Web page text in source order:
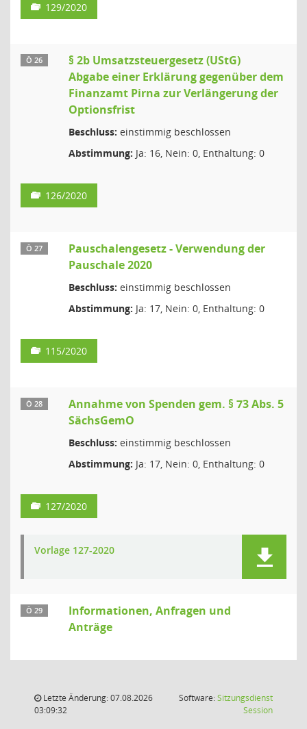
129/2020
Ö 26
§ 2b Umsatzsteuergesetz (UStG)
Abgabe einer Erklärung gegenüber dem
Finanzamt Pirna zur Verlängerung der
Optionsfrist
Beschluss: einstimmig beschlossen
Abstimmung: Ja: 16, Nein: 0, Enthaltung: 0
126/2020
Ö 27
Pauschalengesetz - Verwendung der
Pauschale 2020
Beschluss: einstimmig beschlossen
Abstimmung: Ja: 17, Nein: 0, Enthaltung: 0
115/2020
Ö 28
Annahme von Spenden gem. § 73 Abs. 5
SächsGemO
Beschluss: einstimmig beschlossen
Abstimmung: Ja: 17, Nein: 0, Enthaltung: 0
127/2020
Vorlage 127-2020
Ö 29
Informationen, Anfragen und
Anträge
Letzte Änderung: 07.08.2026
03:09:32
Software:Sitzungsdienst
Session(Wird in